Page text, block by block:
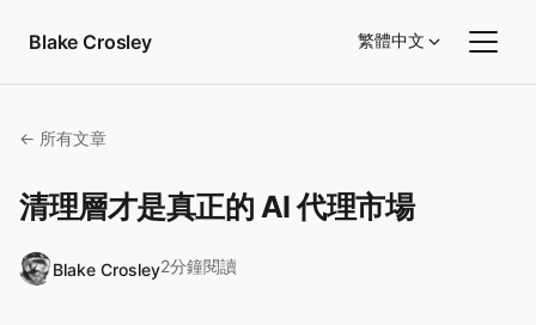
Blake Crosley
繁體中文
← 所有文章
清理層才是真正的 AI 代理市場
Blake Crosley2分鐘閱讀